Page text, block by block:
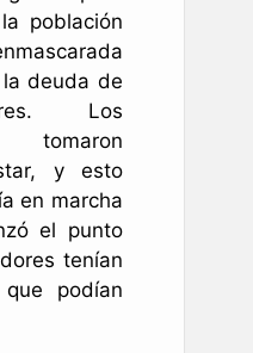
población
deuda de
Los
tomaron
y esto
en marcha
el punto
tenían
podían